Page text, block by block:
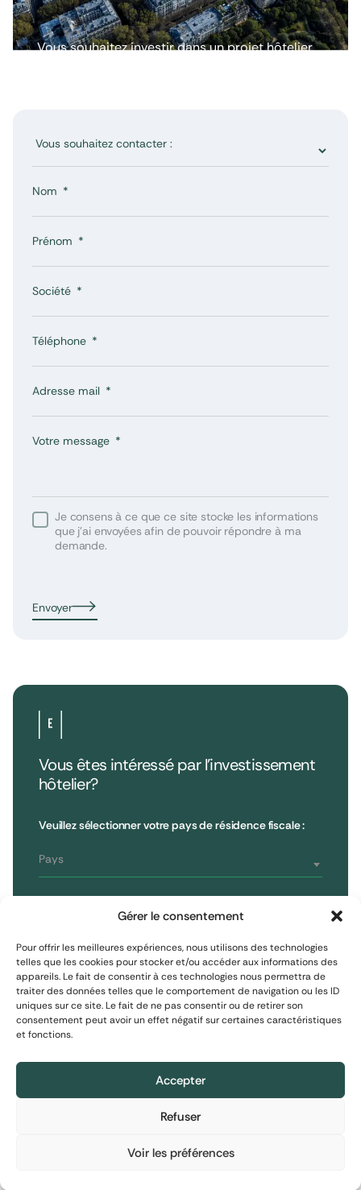
Gérer le consentement
Pour offrir les meilleures expériences, nous utilisons des technologies
telles que les cookies pour stocker et/ou accéder aux informations des
appareils. Le fait de consentir à ces technologies nous permettra de
traiter des données telles que le comportement de navigation ou les ID
uniques sur ce site. Le fait de ne pas consentir ou de retirer son
consentement peut avoir un effet négatif sur certaines caractéristiques
et fonctions.
Accepter
Refuser
Voir les préférences
Vous souhaitez investir dans un projet hôtelier
Nom
Prénom
Société
Téléphone
Adresse mail
Votre message
Je consens à ce que ce site stocke les informations
que j’ai envoyées afin de pouvoir répondre à ma
demande.
Envoyer
Vous êtes intéressé par l’investissement
hôtelier?
Veuillez sélectionner votre pays de résidence fiscale :
Pays
Investisseur assimilé professionnel
Investisseur professionnel
Informations financières : Le contenu de ce site
relevant de l’une des catégories listées à
l’article 423-49-I du Règlement général de
Informations financières : Le contenu de ce site
relevant de l’une des catégories listées à
l’article 423-49-I du Règlement général de
Informations financières : Le contenu de ce site
relevant de l’une des catégories listées à
l’article 423-49-I du Règlement général de
75008 Paris, France
T : 01 53 96 52 50
S'inscrire à la newsletter
S'inscrire
Reporting
Mentions Légales
Politique de cookies
Réalisation :Madaré